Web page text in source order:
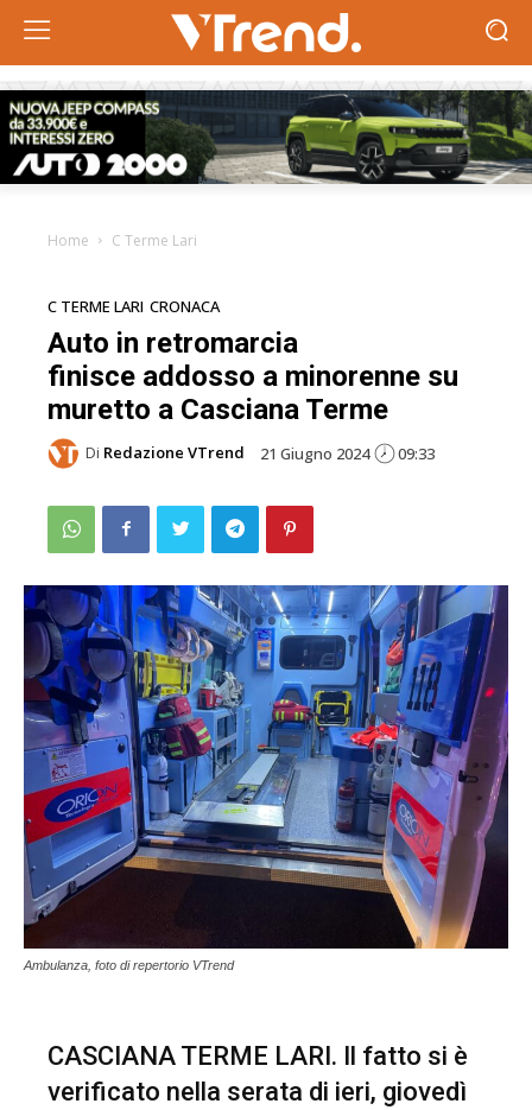
Home C Terme Lari
C TERME LARI CRONACA
Auto in retromarcia
finisce addosso a minorenne su
muretto a Casciana Terme
Di Redazione VTrend 21 Giugno 2024 09:33
Ambulanza, foto di repertorio VTrend
CASCIANA TERME LARI. Il fatto si è
verificato nella serata di ieri, giovedì